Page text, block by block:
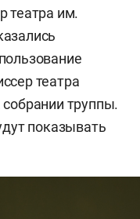
театра им.
театра
труппы.
показывать